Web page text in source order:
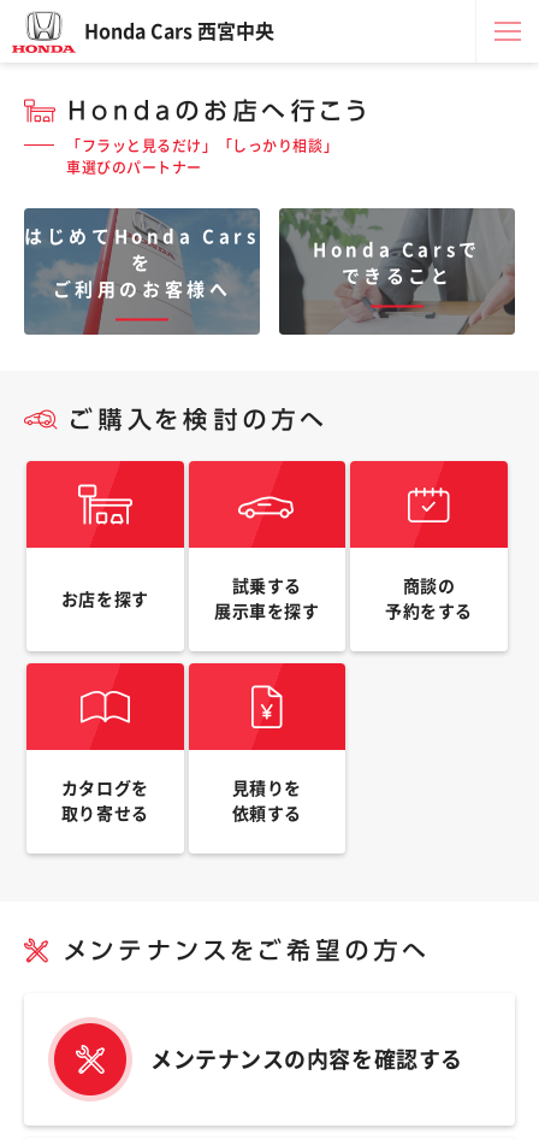
Honda Cars 西宮中央
「フラッと見るだけ」「しっかり相談」
車選びのパートナー
はじめてHonda Cars
を
ご利用のお客様へ
Honda Carsで
できること
お店を探す
試乗する
展示車を探す
商談の
予約をする
カタログを
取り寄せる
見積りを
依頼する
メンテナンスの内容を確認する